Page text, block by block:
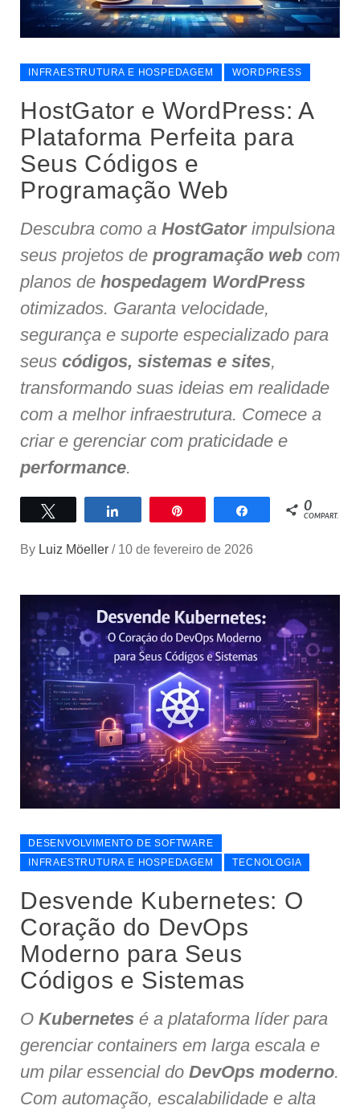
INFRAESTRUTURA E HOSPEDAGEM WORDPRESS
HostGator e WordPress: A
Plataforma Perfeita para
Seus Códigos e
Programação Web
Descubra como a HostGatorimpulsiona
seus projetos de programação web com
planos de hospedagem WordPress
otimizados. Garanta velocidade,
segurança e suporte especializado para
seus códigos, sistemas e sites,
transformando suas ideias em realidade
com a melhor infraestrutura. Comece a
criar e gerenciar com praticidade e
performance.
Compartilhar Compartilhar
0
COMPART.
By Luiz Möeller / 10 de fevereiro de 2026
DESENVOLVIMENTO DE SOFTWARE
INFRAESTRUTURA E HOSPEDAGEM
TECNOLOGIA
Desvende Kubernetes: O
Coração do DevOps
Moderno para Seus
Códigos e Sistemas
O Kubernetes é a plataforma líder para
gerenciar containers em larga escala e
um pilar essencial do DevOps moderno.
Com automação, escalabilidade e alta